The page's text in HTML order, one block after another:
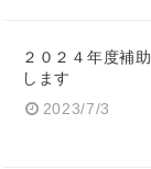
２０２４年度補
します
2023/7/3